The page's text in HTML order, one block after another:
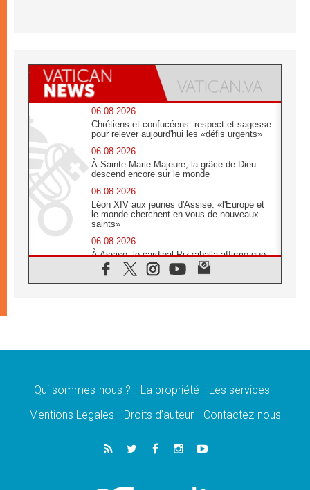
06.08.2026
Chrétiens et confucéens: respect et sagesse
pour relever aujourd'hui les «défis urgents»
06.08.2026
À Sainte-Marie-Majeure, la grâce de Dieu
descend encore sur le monde
06.08.2026
Léon XIV aux jeunes d'Assise: «l'Europe et
le monde cherchent en vous de nouveaux
saints»
06.08.2026
À Assise, le cardinal Pizzaballa affirme que
«les chrétiens veulent la paix»
06.08.2026
message de paix et de dignité humaine»
«La visite du Pape en Uruguay renforcera
05.08.2026
Le nonce en Ukraine: «Il est inquiétant
Qui sommes-nous ? La propriété
Les services
Mentions Legales
Droits d’auteur Contactez-nous